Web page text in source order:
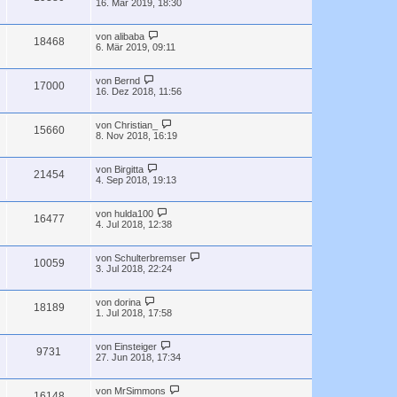
16. Mär 2019, 18:30
18468 von alibaba
6. Mär 2019, 09:11
17000 von Bernd
16. Dez 2018, 11:56
15660 von Christian_
8. Nov 2018, 16:19
21454 von Birgitta
4. Sep 2018, 19:13
16477 von hulda100
4. Jul 2018, 12:38
10059 von Schulterbremser
3. Jul 2018, 22:24
18189 von dorina
1. Jul 2018, 17:58
9731 von Einsteiger
27. Jun 2018, 17:34
von MrSimmons